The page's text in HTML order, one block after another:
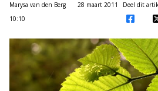
Marysa van den Berg
28 maart 2011
10:10
Deel dit